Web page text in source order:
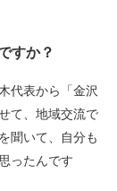
すか？
代表から「金沢
て、地域交流で
聞いて、自分も
ったんです